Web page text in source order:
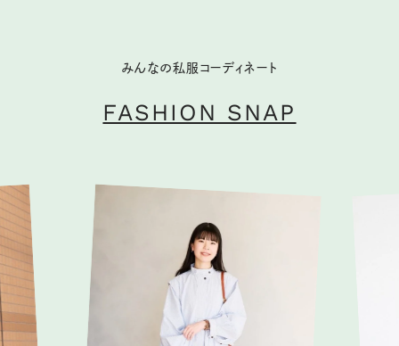
みんなの私服コーディネート
FASHION SNAP